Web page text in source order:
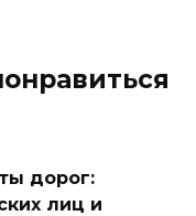
дорог:
лиц и